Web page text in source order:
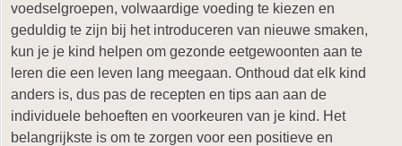
voedselgroepen, volwaardige voeding te kiezen en
geduldig te zijn bij het introduceren van nieuwe smaken,
kun je je kind helpen om gezonde eetgewoonten aan te
leren die een leven lang meegaan. Onthoud dat elk kind
anders is, dus pas de recepten en tips aan aan de
individuele behoeften en voorkeuren van je kind. Het
belangrijkste is om te zorgen voor een positieve en